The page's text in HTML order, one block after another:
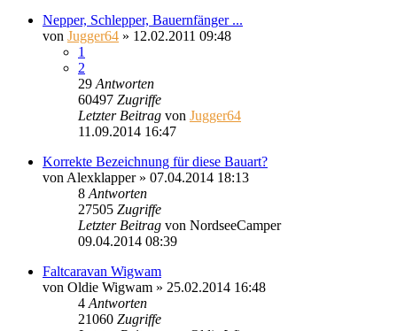
Nepper, Schlepper, Bauernfänger ...
von Jugger64 » 12.02.2011 09:48
1
2
29 Antworten
60497 Zugriffe
Letzter Beitrag von Jugger64
11.09.2014 16:47
Korrekte Bezeichnung für diese Bauart?
von Alexklapper» 07.04.2014 18:13
8 Antworten
27505 Zugriffe
Letzter Beitrag von NordseeCamper
09.04.2014 08:39
Faltcaravan Wigwam
von Oldie Wigwam » 25.02.2014 16:48
4 Antworten
21060 Zugriffe